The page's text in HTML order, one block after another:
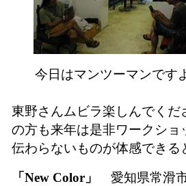
今日はマンツーマンです
東野さんムビラ楽しんでく
の方も来年は是非ワークシ
伝わらないものが体感でき
「New Color」
愛知県常滑